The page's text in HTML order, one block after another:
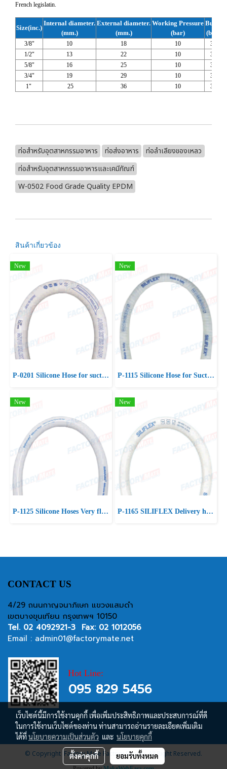
French legislatin.
Size(inc.)
Internal diameter.
(mm.)
External diameter.
(mm.)
Working Pressure
(bar)
Burst
(bar)
3/8" 10 18 10
30
1/2"
13 22 10
30
5/8"
16 25 10
30
3/4"
19 29 10
30
1"
25 36 10 30
ท่อสำหรับอุตสาหกรรมอาหาร ท่อส่งอาหาร
ท่อลำเลียงของเหลว
ท่อสำหรับอุตสาหกรรมอาหารและเคมีภัณฑ์
W-0502 Food Grade Quality EPDM
สินค้าเกี่ยวข้อง
New
P-0201 Silicone Hose for suction and delivery / MTG SILIK WAY
New
P-1115 Silicone Hose for Suction & Delivery Food Product
New
P-1125 Silicone Hoses Very flexible, Smooth inliner, Synthetic 4 layer
New
P-1165 SILIFLEX Delivery high& low temperature Food, Chemical
CONTACT US
4/29 ถนนกาญจนาภิเษก แขวงแสมดำ
เขตบางขุนเทียน กรุงเทพฯ 10150
Tel. 02 4092921-3 Fax: 02 1012056
Email : admin01@factorymate.net
Hot Line:
095 829 5456
© Copyright Factory Mate Factory Supply, All Right Reserved.
เว็บไซต์นี้มีการใช้งานคุกกี้ เพื่อเพิ่มประสิทธิภาพและประสบการณ์ที่ดี
ในการใช้งานเว็บไซต์ของท่าน ท่านสามารถอ่านรายละเอียดเพิ่มเติม
ได้ที่นโยบายความเป็นส่วนตัว และ นโยบายคุกกี้
ตั้งค่าคุกกี้ ยอมรับทั้งหมด